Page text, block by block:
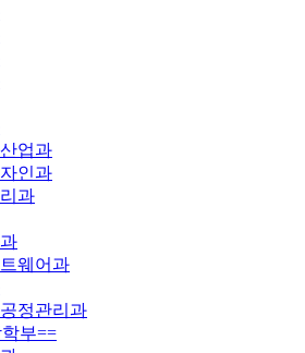
업과
인과
과
웨어과
정관리과
부==